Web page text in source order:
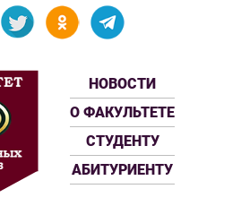
НОВОСТИ
О ФАКУЛЬТЕТЕ
СТУДЕНТУ
АБИТУРИЕНТУ